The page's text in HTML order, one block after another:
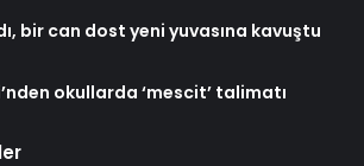
bir can dost yeni yuvasına kavuştu
okullarda ‘mescit’ talimatı